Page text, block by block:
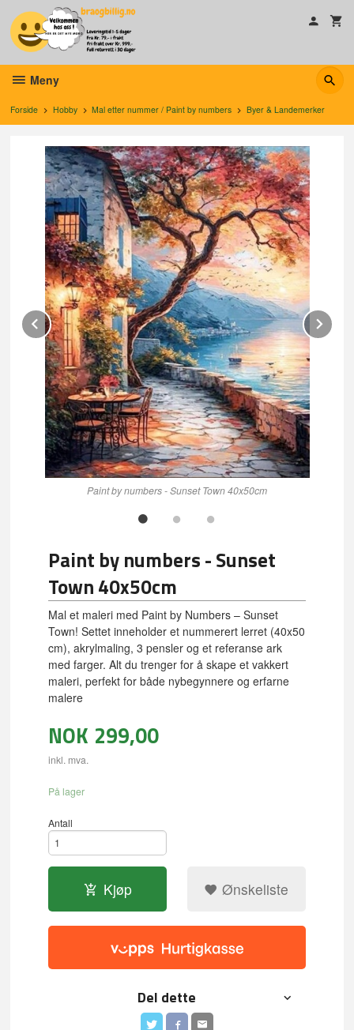
innholdet
Meny
Forside Hobby Mal etter nummer / Paint by numbers Byer & Landemerker
Paint by numbers - Sunset Town 40x50cm
Prev
Paint by numbers - Sunset
Town 40x50cm
Mal et maleri med Paint by Numbers – Sunset
Town! Settet inneholder et nummerert lerret (40x50
cm), akrylmaling, 3 pensler og et referanse ark
med farger. Alt du trenger for å skape et vakkert
maleri, perfekt for både nybegynnere og erfarne
malere
NOK 299,00
inkl. mva.
På lager
Antall
Kjøp Ønskeliste
Del dette